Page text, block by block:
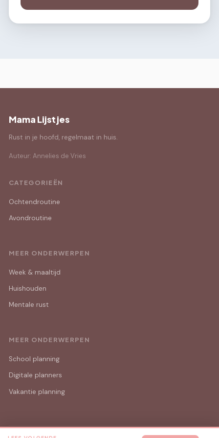
Mama Lijstjes
Rust in je hoofd, regelmaat in huis.
Auteur: Annelies de Vries
CATEGORIEËN
Ochtendroutine
Avondroutine
MEER ONDERWERPEN
Week & maaltijd
Huishouden
Mentale rust
MEER ONDERWERPEN
School planning
Digitale planners
Vakantie planning